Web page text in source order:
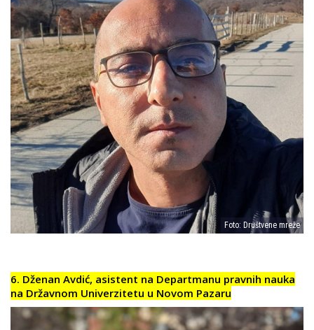
Foto: Društvene mreže
6. Dženan Avdić, asistent na Departmanu pravnih nauka
na Državnom Univerzitetu u Novom Pazaru